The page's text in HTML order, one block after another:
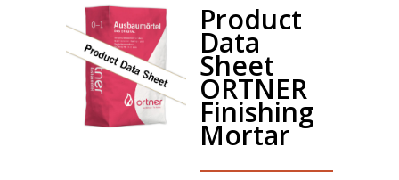
Product
Data
Sheet
ORTNER
Finishing
Mortar